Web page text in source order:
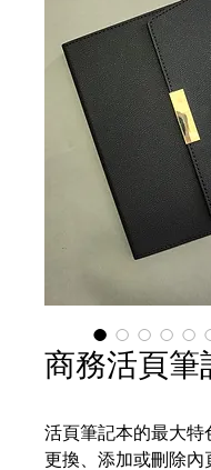
商務活頁筆
活頁筆記本的最大特
更換、添加或刪除內